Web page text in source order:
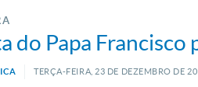
do Papa
TERÇA-FEIRA, 23 DE DEZEMBRO DE